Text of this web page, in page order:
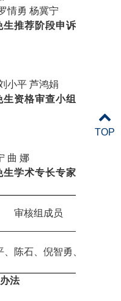
情勇 杨冀宁
生推荐阶段申诉
小平 芦鸿娟
资格审查小组
曲 娜
学术专长专家
审核组成员
、陈石、倪智勇、王茹
法
TOP